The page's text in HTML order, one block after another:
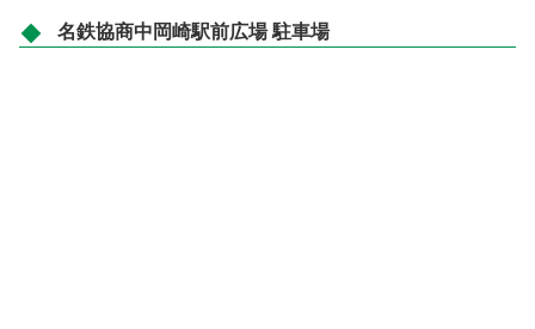
名鉄協商中岡崎駅前広場 駐車場